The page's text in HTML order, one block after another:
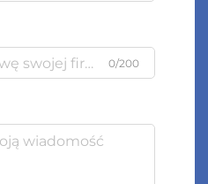
0/200